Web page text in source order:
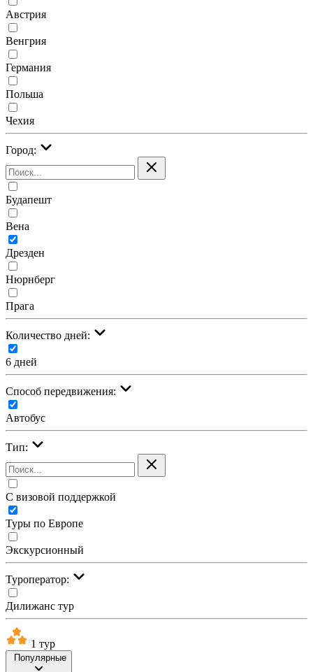
Австрия
Венгрия
Германия
Польша
Чехия
Город:
Будапешт
Вена
Дрезден
Нюрнберг
Прага
Количество дней:
6 дней
Cпособ передвижения:
Автобус
Тип:
С визовой поддержкой
Туры по Европе
Экскурсионный
Туроператор:
Дилижанс тур
1 тур
Популярные